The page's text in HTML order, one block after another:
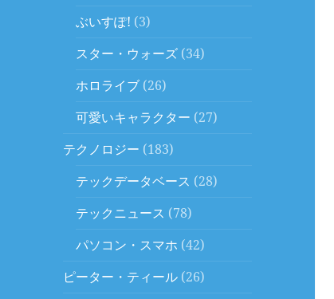
ぶいすぽ! (3)
スター・ウォーズ (34)
ホロライブ (26)
可愛いキャラクター (27)
テクノロジー (183)
テックデータベース (28)
テックニュース (78)
パソコン・スマホ (42)
ピーター・ティール (26)